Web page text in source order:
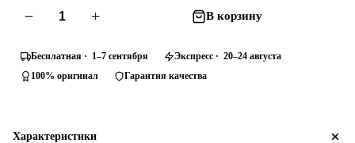
− + В корзину
Бесплатная · 1–7 сентября
Экспресс · 20–24 августа
100% оригинал
Гарантия качества
Характеристики